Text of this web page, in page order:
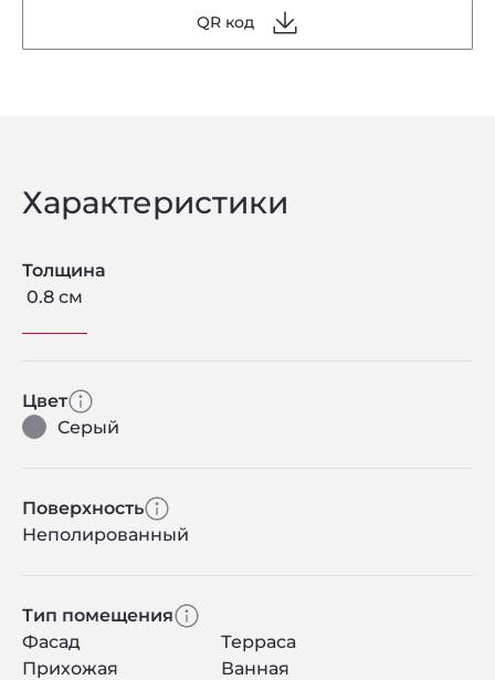
QR код
Характеристики
Толщина
0.8 см
Цвет
Серый
Поверхность
Неполированный
Тип помещения
Фасад
Терраса
Прихожая
Ванная